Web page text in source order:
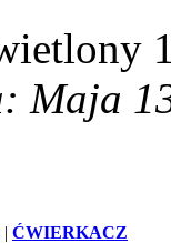
Maja
| ĆWIERKACZ